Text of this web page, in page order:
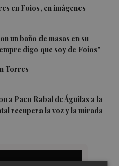
en Foios, en imágenes
un baño de masas en su
digo que soy de Foios"
Torres
a Paco Rabal de Águilas a la
recupera la voz y la mirada